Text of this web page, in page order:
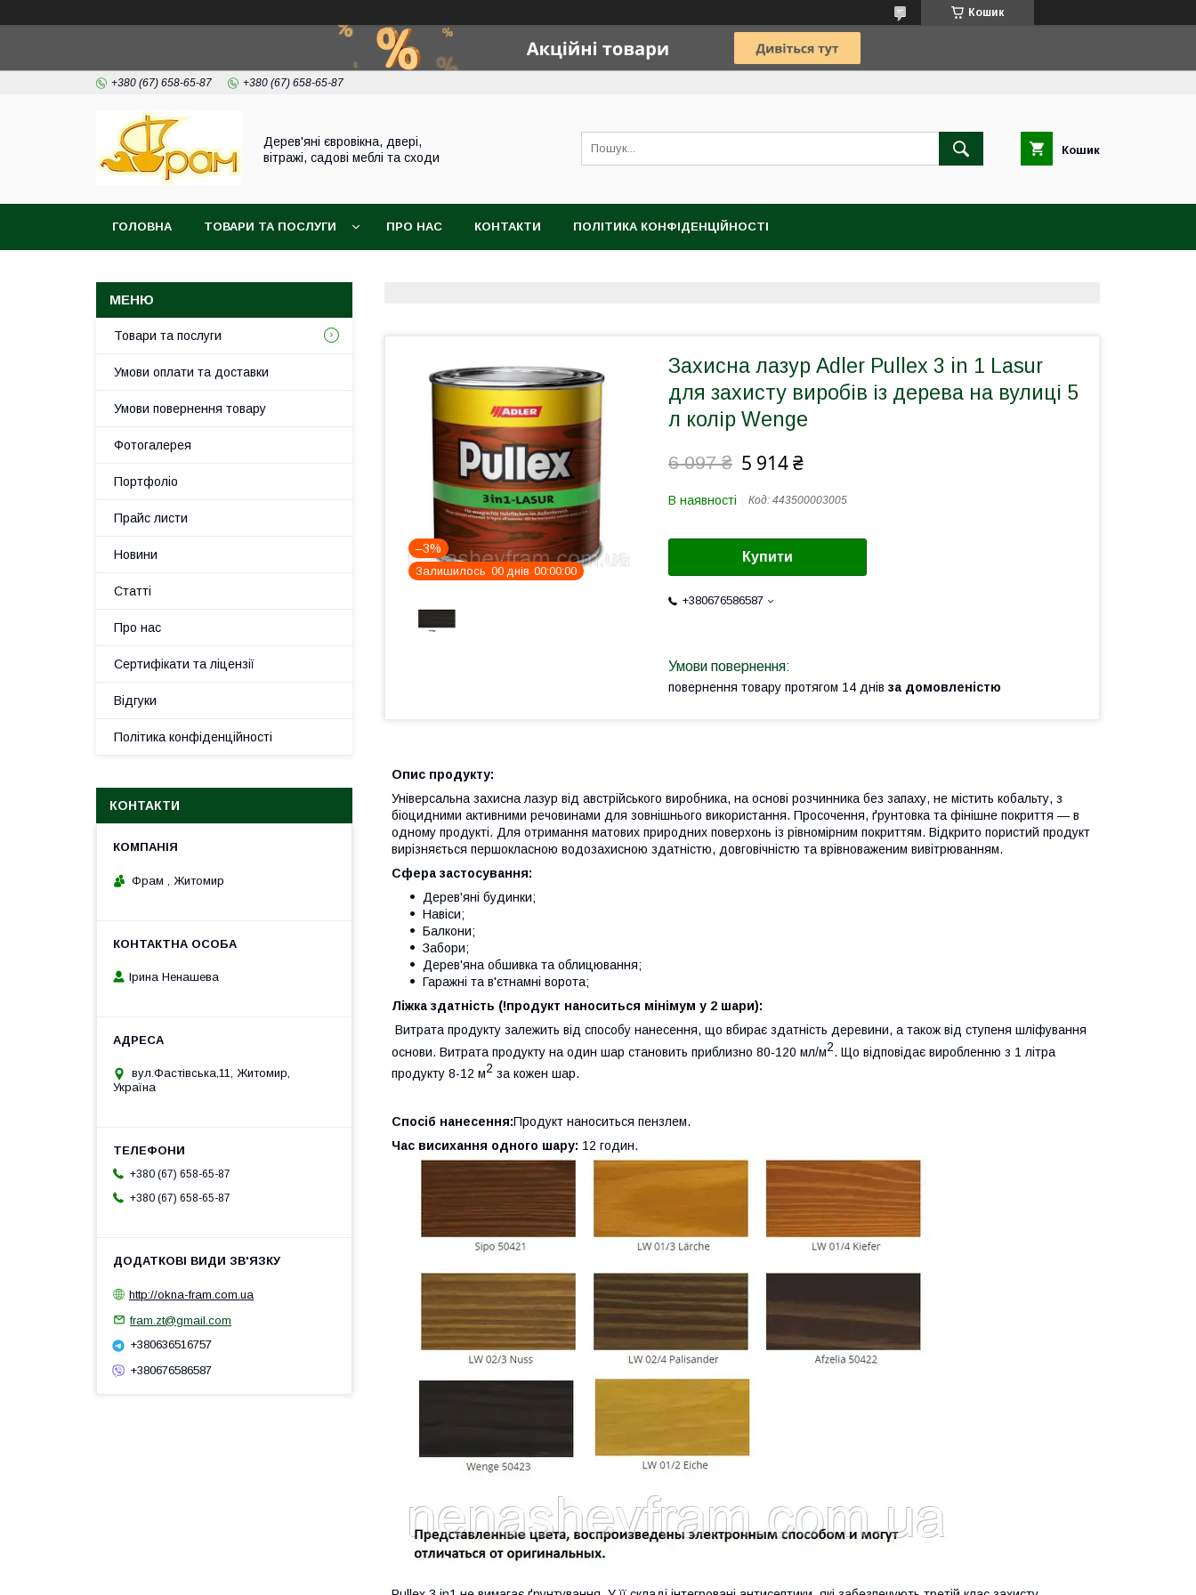
Кошик
+380 (67) 658-65-87 +380 (67) 658-65-87
Дерев'яні євровікна, двері,
вітражі, садові меблі та сходи
Кошик
ГОЛОВНА ТОВАРИ ТА ПОСЛУГИ ПРО НАС КОНТАКТИ ПОЛІТИКА КОНФІДЕНЦІЙНОСТІ
–3%
Залишилось 00 днів 00 00 00
Захисна лазур Adler Pullex 3 in 1 Lasur
для захисту виробів із дерева на вулиці 5
л колір Wenge
6 097 ₴ 5 914 ₴
В наявності Код: 443500003005
Купити
+380676586587
повернення товару протягом 14 днів за домовленістю
Опис продукту:
Універсальна захисна лазур від австрійського виробника, на основі розчинника без запаху, не містить кобальту, з
біоцидними активними речовинами для зовнішнього використання. Просочення, ґрунтовка та фінішне покриття — в
одному продукті. Для отримання матових природних поверхонь із рівномірним покриттям. Відкрито пористий продукт
вирізняється першокласною водозахисною здатністю, довговічністю та врівноваженим вивітрюванням.
Сфера застосування:
Дерев'яні будинки;
Навіси;
Балкони;
Забори;
Дерев'яна обшивка та облицювання;
Гаражні та в'єтнамні ворота;
Ліжка здатність (!продукт наноситься мінімум у 2 шари):
Витрата продукту залежить від способу нанесення, що вбирає здатність деревини, а також від ступеня шліфування
основи. Витрата продукту на один шар становить приблизно 80-120 мл/м2. Що відповідає виробленню з 1 літра
продукту 8-12 м2 за кожен шар.
Спосіб нанесення:Продукт наноситься пензлем.
Час висихання одного шару: 12 годин.
Товари та послуги
Умови оплати та доставки
Умови повернення товару
Фотогалерея
Портфоліо
Прайс листи
Новини
Статті
Про нас
Сертифікати та ліцензії
Відгуки
Політика конфіденційності
КОНТАКТИ
Фрам , Житомир
Ірина Ненашева
вул.Фастівська,11, Житомир,
Україна
+380 (67) 658-65-87
+380 (67) 658-65-87
http://okna-fram.com.ua
fram.zt@gmail.com
+380636516757
+380676586587